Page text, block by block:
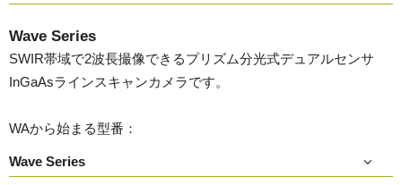
Wave Series
SWIR帯域で2波長撮像できるプリズム分光式デュアルセンサ
InGaAsラインスキャンカメラです。
WAから始まる型番：
Wave Series